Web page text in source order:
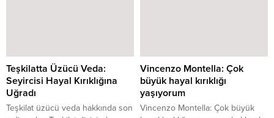
Teşkilatta Üzücü Veda:
Seyircisi Hayal Kırıklığına
Uğradı
Teşkilat üzücü veda hakkında son
Vincenzo Montella: Çok
büyük hayal kırıklığı
yaşıyorum
Vincenzo Montella: Çok büyük